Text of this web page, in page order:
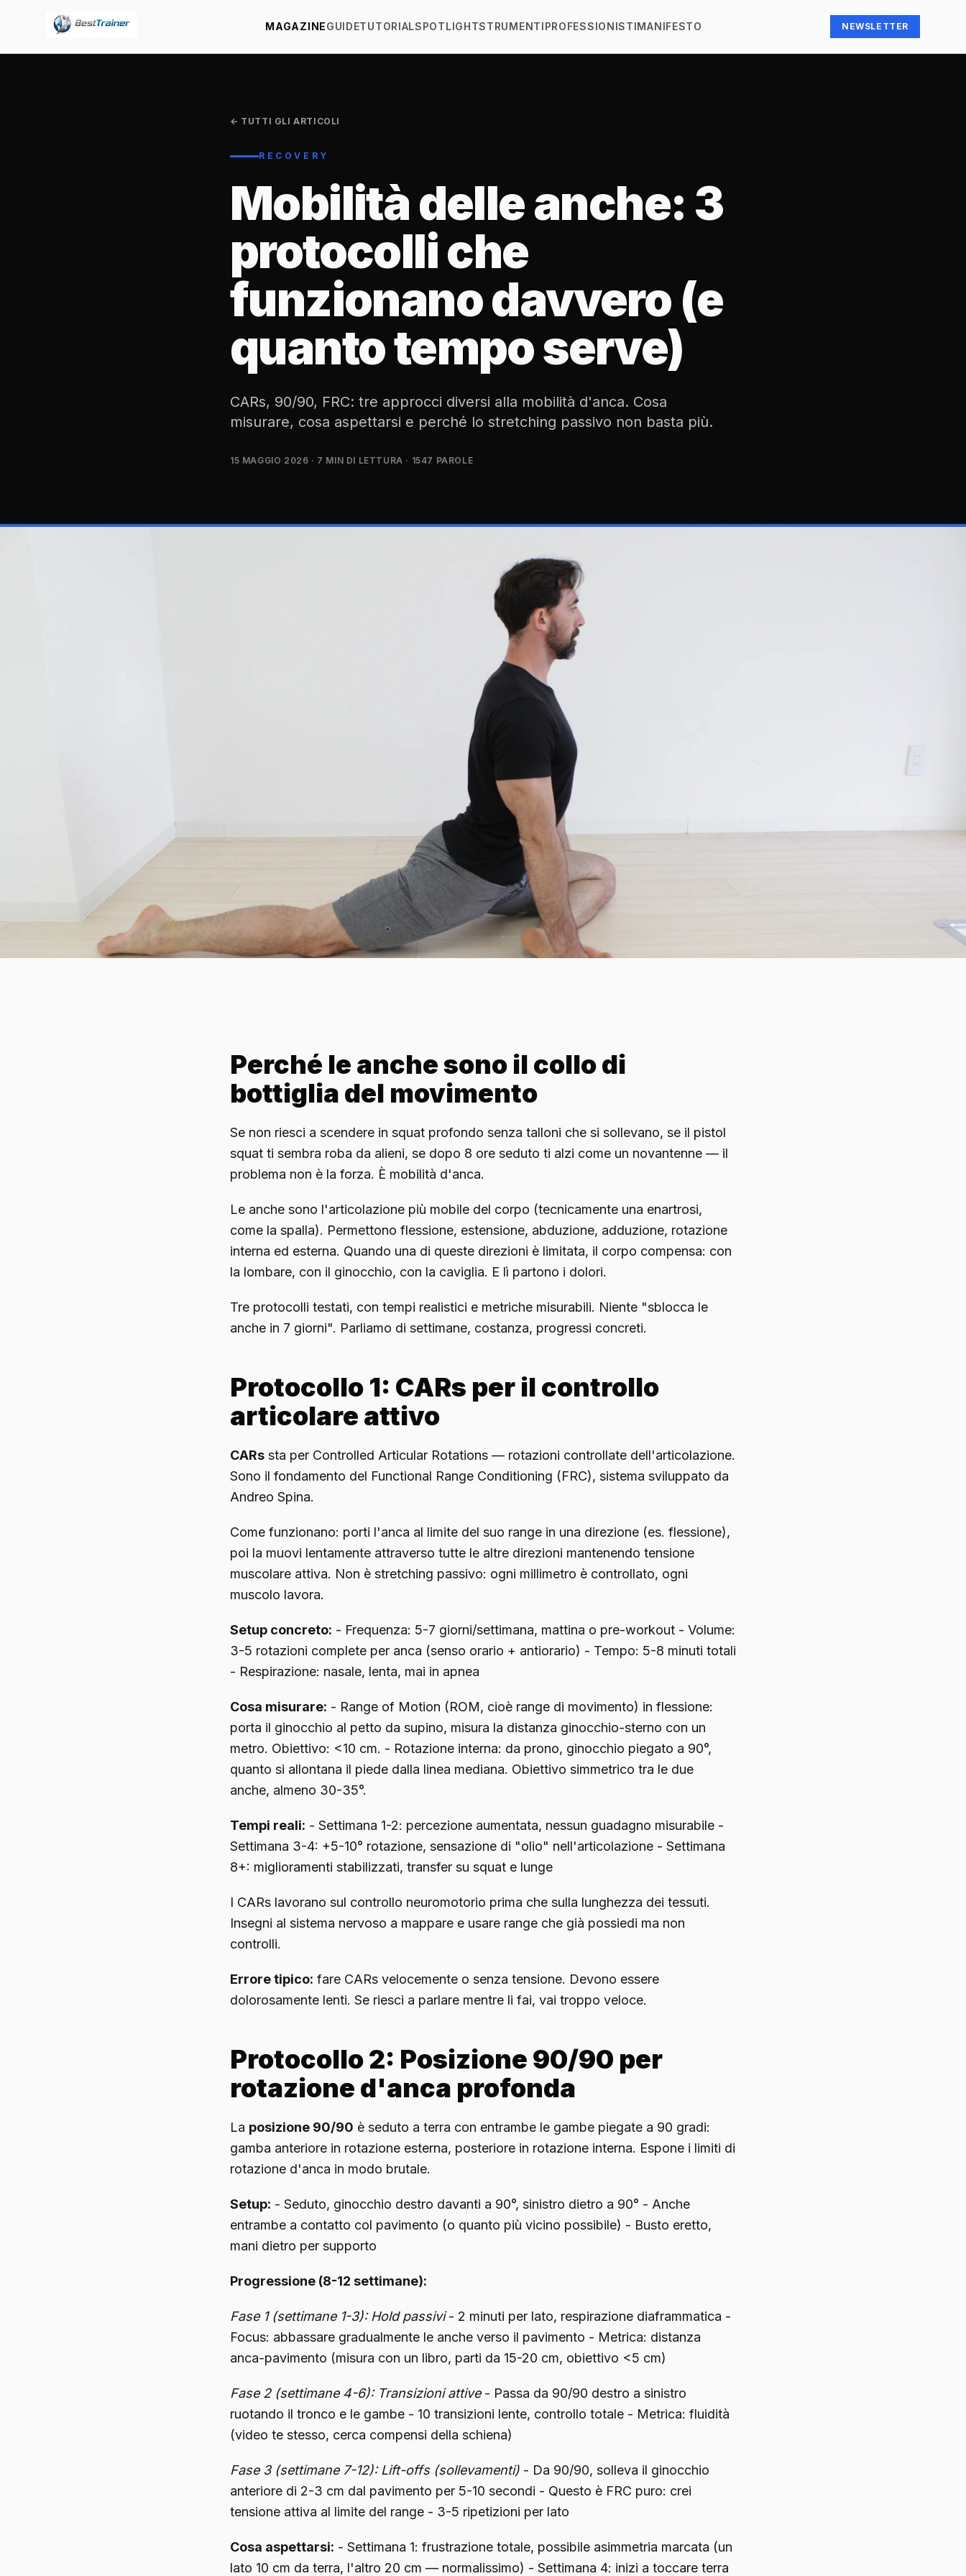
MAGAZINEGUIDETUTORIALSPOTLIGHTSTRUMENTIPROFESSIONISTIMANIFESTO NEWSLETTER
← TUTTI GLI ARTICOLI
RECOVERY
Mobilità delle anche: 3
protocolli che
funzionano davvero (e
quanto tempo serve)
CARs, 90/90, FRC: tre approcci diversi alla mobilità d'anca. Cosa
misurare, cosa aspettarsi e perché lo stretching passivo non basta più.
15 MAGGIO 2026 · 7 MIN DI LETTURA · 1547 PAROLE
Perché le anche sono il collo di
bottiglia del movimento
Se non riesci a scendere in squat profondo senza talloni che si sollevano, se il pistol
squat ti sembra roba da alieni, se dopo 8 ore seduto ti alzi come un novantenne — il
problema non è la forza. È mobilità d'anca.
Le anche sono l'articolazione più mobile del corpo (tecnicamente una enartrosi,
come la spalla). Permettono flessione, estensione, abduzione, adduzione, rotazione
interna ed esterna. Quando una di queste direzioni è limitata, il corpo compensa: con
la lombare, con il ginocchio, con la caviglia. E lì partono i dolori.
Tre protocolli testati, con tempi realistici e metriche misurabili. Niente "sblocca le
anche in 7 giorni". Parliamo di settimane, costanza, progressi concreti.
Protocollo 1: CARs per il controllo
articolare attivo
CARs sta per Controlled Articular Rotations — rotazioni controllate dell'articolazione.
Sono il fondamento del Functional Range Conditioning (FRC), sistema sviluppato da
Andreo Spina.
Come funzionano: porti l'anca al limite del suo range in una direzione (es. flessione),
poi la muovi lentamente attraverso tutte le altre direzioni mantenendo tensione
muscolare attiva. Non è stretching passivo: ogni millimetro è controllato, ogni
muscolo lavora.
Setup concreto: - Frequenza: 5-7 giorni/settimana, mattina o pre-workout - Volume:
3-5 rotazioni complete per anca (senso orario + antiorario) - Tempo: 5-8 minuti totali
- Respirazione: nasale, lenta, mai in apnea
Cosa misurare: - Range of Motion (ROM, cioè range di movimento) in flessione:
porta il ginocchio al petto da supino, misura la distanza ginocchio-sterno con un
metro. Obiettivo: <10 cm. - Rotazione interna: da prono, ginocchio piegato a 90°,
quanto si allontana il piede dalla linea mediana. Obiettivo simmetrico tra le due
anche, almeno 30-35°.
Tempi reali: - Settimana 1-2: percezione aumentata, nessun guadagno misurabile -
Settimana 3-4: +5-10° rotazione, sensazione di "olio" nell'articolazione - Settimana
8+: miglioramenti stabilizzati, transfer su squat e lunge
I CARs lavorano sul controllo neuromotorio prima che sulla lunghezza dei tessuti.
Insegni al sistema nervoso a mappare e usare range che già possiedi ma non
controlli.
Errore tipico: fare CARs velocemente o senza tensione. Devono essere
dolorosamente lenti. Se riesci a parlare mentre li fai, vai troppo veloce.
Protocollo 2: Posizione 90/90 per
rotazione d'anca profonda
La posizione 90/90 è seduto a terra con entrambe le gambe piegate a 90 gradi:
gamba anteriore in rotazione esterna, posteriore in rotazione interna. Espone i limiti di
rotazione d'anca in modo brutale.
Setup: - Seduto, ginocchio destro davanti a 90°, sinistro dietro a 90° - Anche
entrambe a contatto col pavimento (o quanto più vicino possibile) - Busto eretto,
mani dietro per supporto
Progressione (8-12 settimane):
Fase 1 (settimane 1-3): Hold passivi- 2 minuti per lato, respirazione diaframmatica -
Focus: abbassare gradualmente le anche verso il pavimento - Metrica: distanza
anca-pavimento (misura con un libro, parti da 15-20 cm, obiettivo <5 cm)
Fase 2 (settimane 4-6): Transizioni attive- Passa da 90/90 destro a sinistro
ruotando il tronco e le gambe - 10 transizioni lente, controllo totale - Metrica: fluidità
(video te stesso, cerca compensi della schiena)
Fase 3 (settimane 7-12): Lift-offs (sollevamenti) - Da 90/90, solleva il ginocchio
anteriore di 2-3 cm dal pavimento per 5-10 secondi - Questo è FRC puro: crei
tensione attiva al limite del range - 3-5 ripetizioni per lato
Cosa aspettarsi: - Settimana 1: frustrazione totale, possibile asimmetria marcata (un
lato 10 cm da terra, l'altro 20 cm — normalissimo) - Settimana 4: inizi a toccare terra